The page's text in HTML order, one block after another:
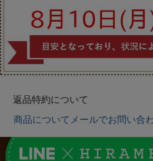
返品特約について
商品についてメールでお問い合